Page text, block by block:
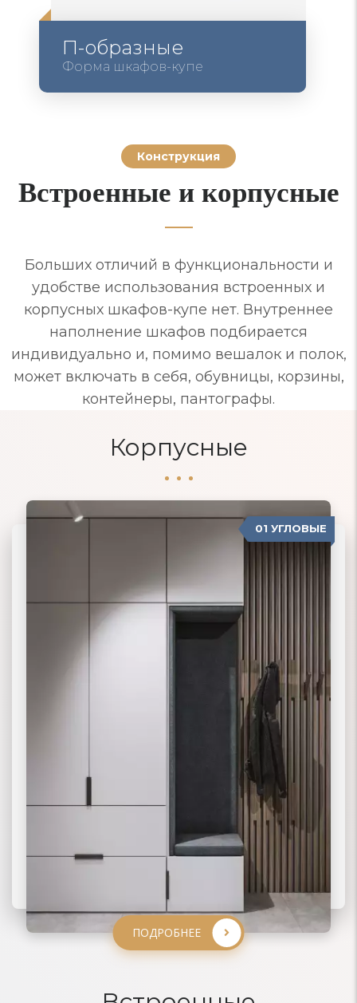
П-образные
Форма шкафов-купе
Конструкция
Встроенные и корпусные
Больших отличий в функциональности и
удобстве использования встроенных и
корпусных шкафов-купе нет. Внутреннее
наполнение шкафов подбирается
индивидуально и, помимо вешалок и полок,
может включать в себя, обувницы, корзины,
контейнеры, пантографы.
Корпусные
01 УГЛОВЫЕ
ПОДРОБНЕЕ
ПОДРОБНЕЕ